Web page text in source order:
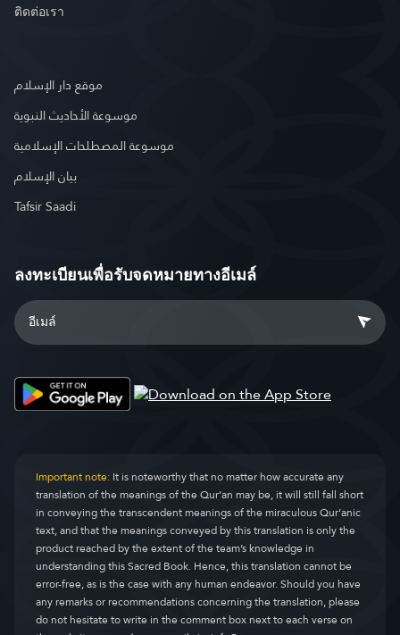
ติดต่อเรา
موقع دار الإسلام
موسوعة الأحاديث النبوية
موسوعة المصطلحات الإسلامية
بيان الإسلام
Tafsir Saadi
ลงทะเบียนเพื่อรับจดหมายทางอีเมล์
Important note:It is noteworthy that no matter how accurate any
translation of the meanings of the Qur’an may be, it will still fall short
in conveying the transcendent meanings of the miraculous Qur’anic
text, and that the meanings conveyed by this translation is only the
product reached by the extent of the team’s knowledge in
understanding this Sacred Book. Hence, this translation cannot be
error-free, as is the case with any human endeavor. Should you have
any remarks or recommendations concerning the translation, please
do not hesitate to write in the comment box next to each verse on